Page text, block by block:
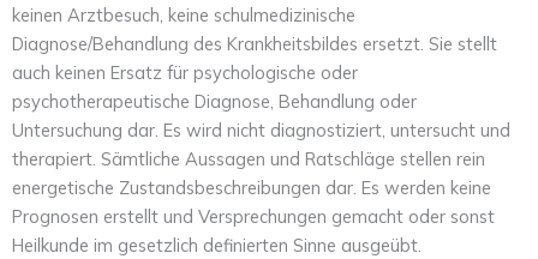
keinen Arztbesuch, keine schulmedizinische
Diagnose/Behandlung des Krankheitsbildes ersetzt. Sie stellt
auch keinen Ersatz für psychologische oder
psychotherapeutische Diagnose, Behandlung oder
Untersuchung dar. Es wird nicht diagnostiziert, untersucht und
therapiert. Sämtliche Aussagen und Ratschläge stellen rein
energetische Zustandsbeschreibungen dar. Es werden keine
Prognosen erstellt und Versprechungen gemacht oder sonst
Heilkunde im gesetzlich definierten Sinne ausgeübt.